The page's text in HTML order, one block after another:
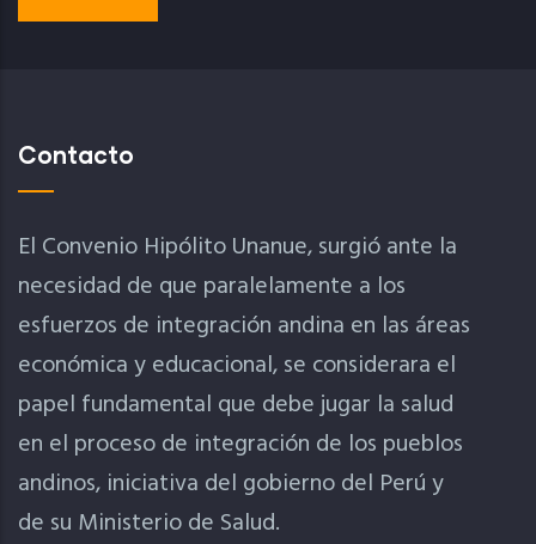
Contacto
El Convenio Hipólito Unanue, surgió ante la
necesidad de que paralelamente a los
esfuerzos de integración andina en las áreas
económica y educacional, se considerara el
papel fundamental que debe jugar la salud
en el proceso de integración de los pueblos
andinos, iniciativa del gobierno del Perú y
de su Ministerio de Salud.